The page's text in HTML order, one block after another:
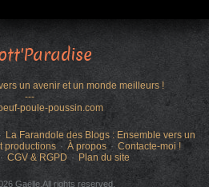
un avenir et un monde meilleurs !
---
poule-poussin.com
La Farandole des Blogs : Ensemble vers un
productions À propos
Contacte-moi !
CGV & RGPD Plan du site
Gaëlle.All rights reserved.